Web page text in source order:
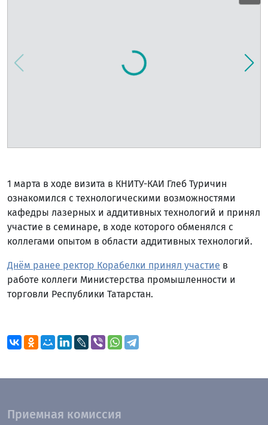
1 марта в ходе визита в КНИТУ-КАИ Глеб Туричин
ознакомился с технологическими возможностями
кафедры лазерных и аддитивных технологий и принял
участие в семинаре, в ходе которого обменялся с
коллегами опытом в области аддитивных технологий.
Днём ранее ректор Корабелки принял участие в
работе коллеги Министерства промышленности и
торговли Республики Татарстан.
Приемная комиссия